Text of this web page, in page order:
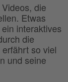
die
Etwas
interaktives
die
so viel
und seine